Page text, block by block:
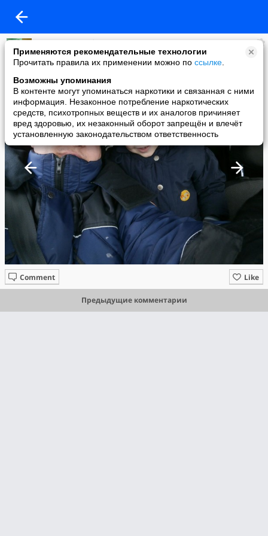
Применяются рекомендательные технологии
Прочитать правила их применении можно по ссылке
Возможны упоминания
В контенте могут упоминаться наркотики и связанная с ними
информация. Незаконное потребление наркотических
средств, психотропных веществ и их аналогов причиняет
вред здоровью, их незаконный оборот запрещён и влечёт
установленную законодательством ответственность
Александр Шубин
added a photo
24 May в 00:53
Like
Comment
Предыдущие комментарии